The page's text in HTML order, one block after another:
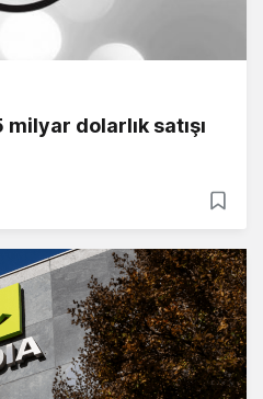
dolarlık satışı